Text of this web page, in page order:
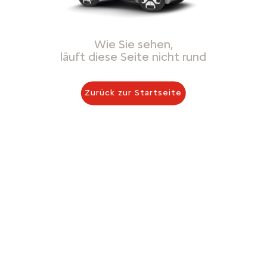
Wie Sie sehen,
läuft diese Seite nicht rund
Zurück zur Startseite